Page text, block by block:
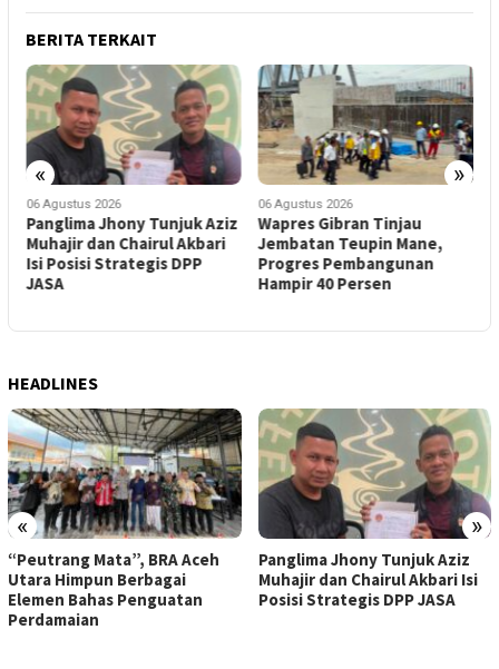
BERITA TERKAIT
« »
06 Agustus 2026
Panglima Jhony Tunjuk Aziz
Muhajir dan Chairul Akbari
Isi Posisi Strategis DPP
JASA
06 Agustus 2026
Wapres Gibran Tinjau
Jembatan Teupin Mane,
Progres Pembangunan
Hampir 40 Persen
HEADLINES
« »
“Peutrang Mata”, BRA Aceh
Utara Himpun Berbagai
Elemen Bahas Penguatan
Perdamaian
Panglima Jhony Tunjuk Aziz
Muhajir dan Chairul Akbari Isi
Posisi Strategis DPP JASA